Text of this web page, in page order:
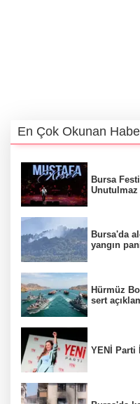
En Çok Okunan
Bursa
Bursa'da
yangın
Hürmüz
sert
YENİ Parti